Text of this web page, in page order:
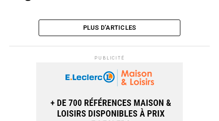
PLUS D’ARTICLES
PUBLICITÉ